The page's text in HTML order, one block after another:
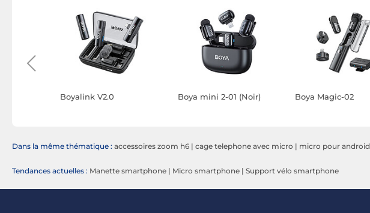
Boyalink V2.0 Boya mini 2-01 (Noir) Boya Magic-02
Dans la même thématique : accessoires zoom h6 | cage telephone avec micro | micro pour android
Tendances actuelles : Manette smartphone | Micro smartphone | Support vélo smartphone